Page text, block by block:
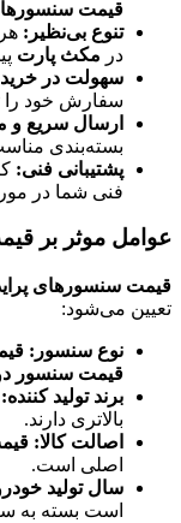
قیمت
تنوع بی‌نظیر:
در مکث پارت
سهولت در
سفارش خود را
ارسال سریع و
بسته‌بندی
پشتیبانی فنی:
فنی شما در
عوامل موثر بر
قیمت سنسورهای
تعیین می‌شود:
نوع سنسور:
قیمت سنسور
برند تولید کننده:
بالاتری دارند.
اصالت کالا:
اصلی است.
سال تولید
است بسته به